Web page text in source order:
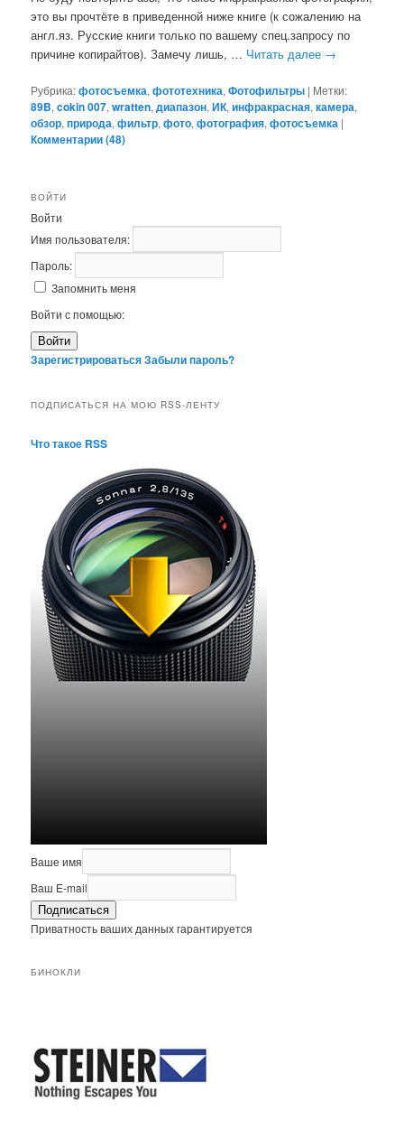
это вы прочтёте в приведенной ниже книге (к сожалению на
англ.яз. Русские книги только по вашему спец.запросу по
причине копирайтов). Замечу лишь, … Читать далее →
Рубрика:фотосъемка,фототехника,Фотофильтры | Метки:
89B,cokin 007,wratten,диапазон,ИК,инфракрасная,камера,
обзор,природа,фильтр,фото,фотография,фотосъемка |
Комментарии (48)
ВОЙТИ
Войти
Имя пользователя:
Пароль:
Запомнить меня
Войти с помощью:
Войти
ЗарегистрироватьсяЗабыли пароль?
ПОДПИСАТЬСЯ НА МОЮ RSS-ЛЕНТУ
Что такое RSS
Ваше имя
Ваш E-mail
Подписаться
Приватность ваших данных гарантируется
БИНОКЛИ